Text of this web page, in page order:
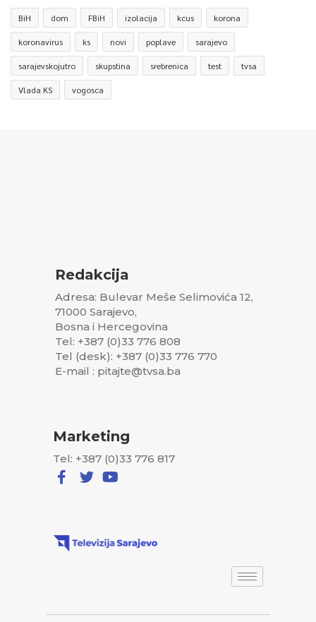
BiH dom FBiH izolacija kcus korona
koronavirus ks novi poplave sarajevo
sarajevskojutro skupstina srebrenica test tvsa
Vlada KS vogosca
Redakcija
Adresa: Bulevar Meše Selimovića 12,
71000 Sarajevo,
Bosna i Hercegovina
Tel: +387 (0)33 776 808
Tel (desk): +387 (0)33 776 770
E-mail : pitajte@tvsa.ba
Marketing
Tel: +387 (0)33 776 817